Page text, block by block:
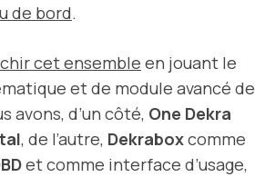
de bord.
cet ensemble en jouant le
et de module avancé de
avons, d’un côté, One Dekra
, de l’autre, Dekraboxcomme
et comme interface d’usage,